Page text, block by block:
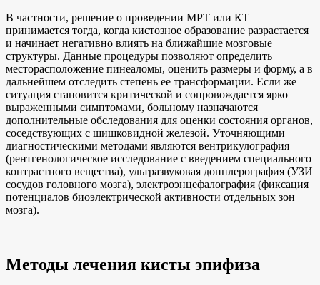
В частности, решение о проведении МРТ или КТ
принимается тогда, когда кистозное образование разрастается
и начинает негативно влиять на ближайшие мозговые
структуры. Данные процедуры позволяют определить
месторасположение пинеаломы, оценить размеры и форму, а в
дальнейшем отследить степень ее трансформации. Если же
ситуация становится критической и сопровождается ярко
выраженными симптомами, больному назначаются
дополнительные обследования для оценки состояния органов,
соседствующих с шишковидной железой. Уточняющими
диагностическими методами являются вентрикулография
(рентгенологическое исследование с введением специального
контрастного вещества), ультразвуковая допплерография (УЗИ
сосудов головного мозга), электроэнцефалография (фиксация
потенциалов биоэлектрической активности отдельных зон
мозга).
Методы лечения кисты эпифиза